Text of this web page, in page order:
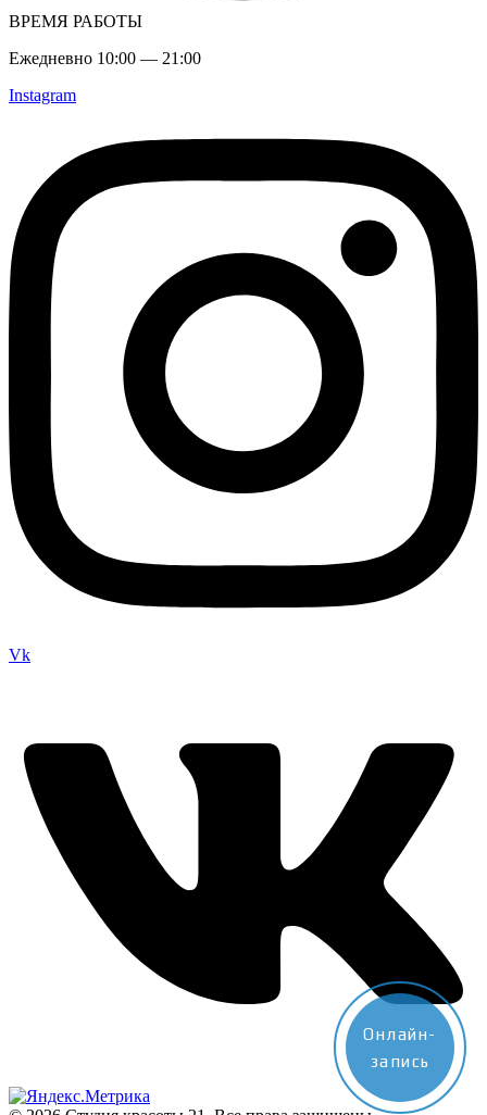
ВРЕМЯ РАБОТЫ
Ежедневно 10:00 — 21:00
Instagram
Vk
Онлайн-
запись